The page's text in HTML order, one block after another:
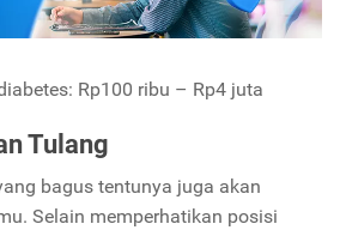
Rp100 ribu – Rp4 juta
Tulang
bagus tentunya juga akan
Selain memperhatikan posisi